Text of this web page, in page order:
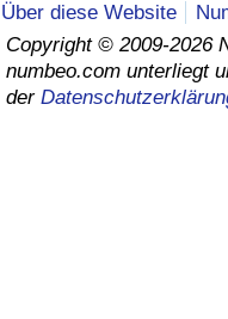
Über diese Website
Copyright © 2009-2026
numbeo.com unterliegt
der
Kriminalitäts-Index
Kriminalitäts-Index